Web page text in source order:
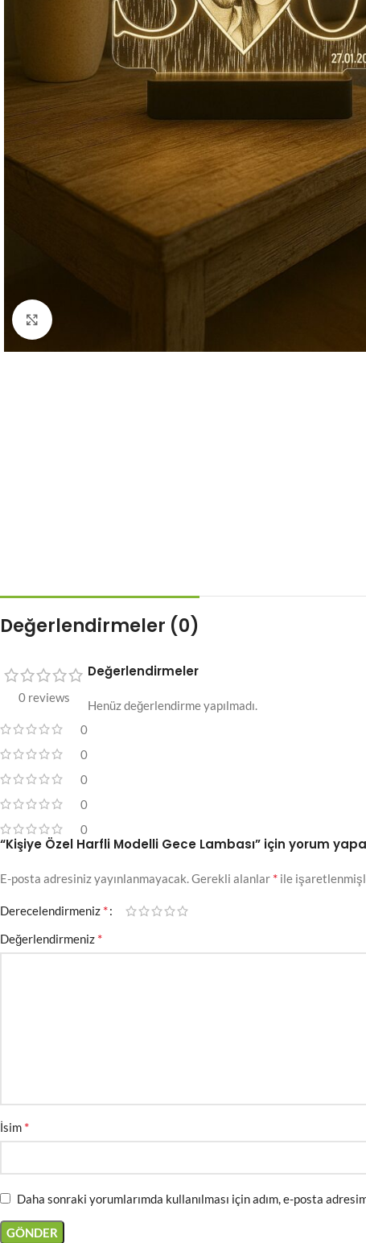
Değerlendirmeler (0)
0 reviews
0
0
0
0
0
Değerlendirmeler
Henüz değerlendirme yapılmadı.
“Kişiye Özel Harfli Modelli Gece Lambası” için yorum
E-posta adresiniz yayınlanmayacak.Gerekli alanlar * ile
Derecelendirmeniz *
Değerlendirmeniz *
İsim *
Daha sonraki yorumlarımda kullanılması için adım, e-posta